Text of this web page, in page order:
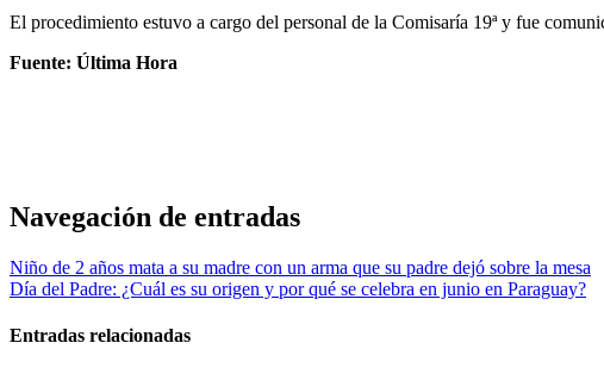
El procedimiento estuvo a cargo del personal de la Comisaría 19ª y fue
Fuente: Última Hora
Navegación de entradas
Niño de 2 años mata a su madre con un arma que su padre dejó sobre la mesa
Día del Padre: ¿Cuál es su origen y por qué se celebra en junio en Paraguay?
Entradas relacionadas